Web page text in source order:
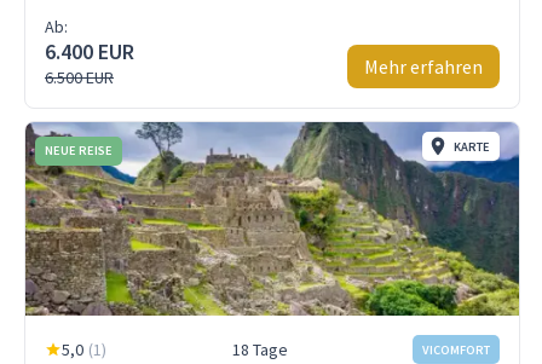
Ab:
6.400 EUR
6.500 EUR Mehr erfahren
NEUE REISE KARTE
5,0 (1) 18 Tage VICOMFORT